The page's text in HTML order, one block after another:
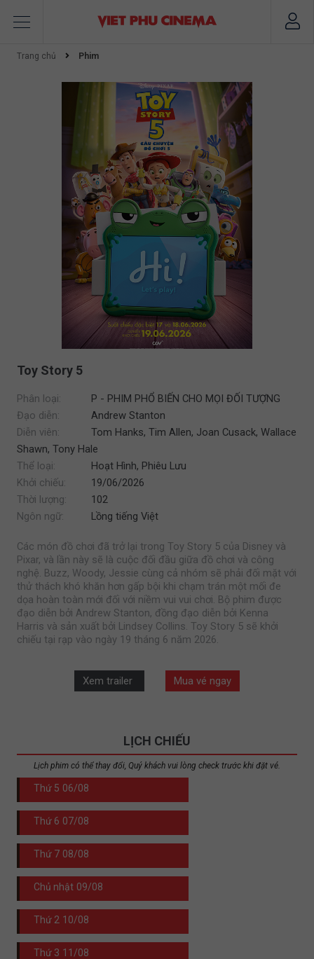
Trang chủ Phim
Toy Story 5
Phân loại:
P - PHIM PHỔ BIẾN CHO MỌI ĐỐI TƯỢNG
Đạo diễn:
Andrew Stanton
Diễn viên:
Tom Hanks, Tim Allen, Joan Cusack, Wallace
Shawn, Tony Hale
Thể loại:
Hoạt Hình, Phiêu Lưu
Khởi chiếu:
19/06/2026
Thời lượng:
102
Ngôn ngữ:
Lồng tiếng Việt
Các món đồ chơi đã trở lại trong Toy Story 5 của Disney và
Pixar, và lần này sẽ là cuộc đối đầu giữa đồ chơi và công
nghệ. Buzz, Woody, Jessie cùng cả nhóm sẽ phải đối mặt với
thử thách khó khăn hơn gấp bội khi chạm trán một mối đe
dọa hoàn toàn mới đối với niềm vui vui chơi. Bộ phim được
đạo diễn bởi Andrew Stanton, đồng đạo diễn bởi Kenna
Harris và sản xuất bởi Lindsey Collins. Toy Story 5 sẽ khởi
chiếu tại rạp vào ngày 19 tháng 6 năm 2026.
Xem trailer Mua vé ngay
LỊCH CHIẾU
Lịch phim có thể thay đổi, Quý khách vui lòng check trước khi đặt vé.
Thứ 5 06/08
Thứ 6 07/08
Thứ 7 08/08
Chủ nhật 09/08
Thứ 2 10/08
Thứ 3 11/08